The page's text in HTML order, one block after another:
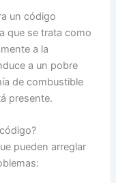
un código
que se trata como
a la
a un pobre
de combustible
presente.
pueden arreglar